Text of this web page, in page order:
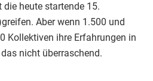
heute startende 15.
Aber wenn 1.500 und
Kollektiven ihre Erfahrungen in
nicht überraschend.